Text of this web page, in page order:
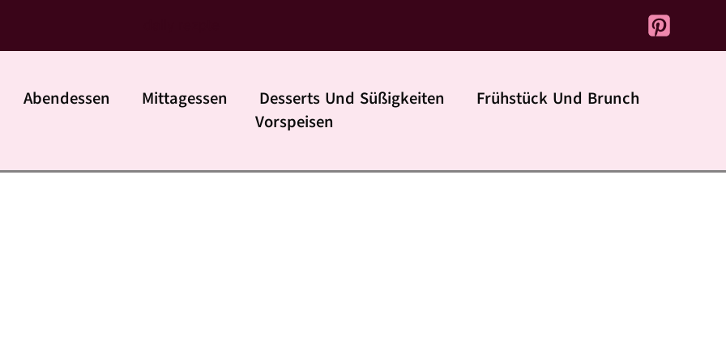
Abendessen Mittagessen Desserts Und Süßigkeiten
Frühstück Und Brunch
Vorspeisen